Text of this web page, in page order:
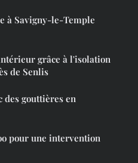
à Savigny-le-Temple
grâce à l'isolation
de Senlis
gouttières en
pour une intervention